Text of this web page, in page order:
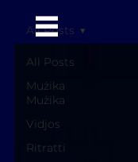
All Posts
Mużika
Mużika
Vidjos
Ritratti
All Posts